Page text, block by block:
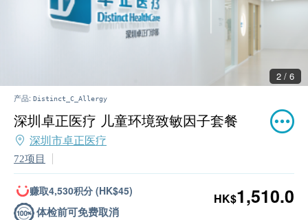
2 / 6
产品: Distinct_C_Allergy
深圳卓正医疗 儿童环境致敏因子套餐
深圳市卓正医疗
72项目
赚取4,530积分 (HK$45)
体检前可免费取消
HK$1,510.0